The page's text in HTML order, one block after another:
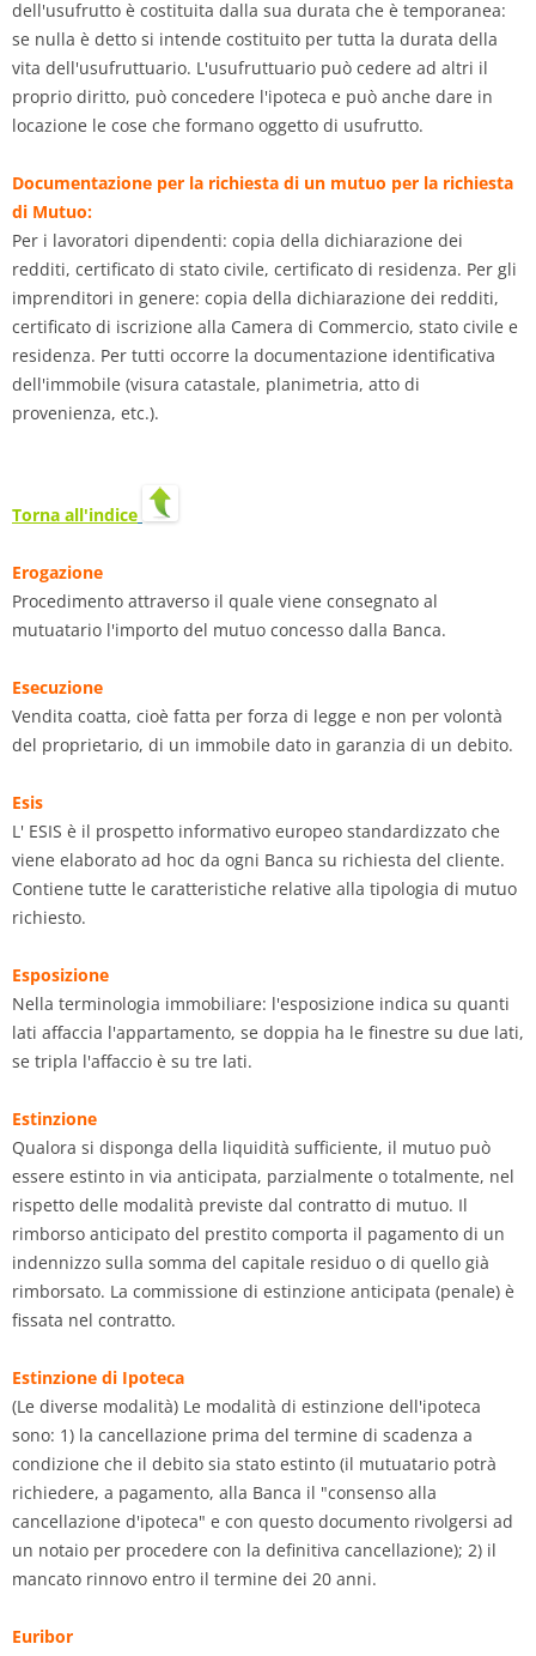
dell'usufrutto è costituita dalla sua durata che è temporanea:
se nulla è detto si intende costituito per tutta la durata della
vita dell'usufruttuario. L'usufruttuario può cedere ad altri il
proprio diritto, può concedere l'ipoteca e può anche dare in
locazione le cose che formano oggetto di usufrutto.
Documentazione per la richiesta di un mutuo per la richiesta
di Mutuo:
Per i lavoratori dipendenti: copia della dichiarazione dei
redditi, certificato di stato civile, certificato di residenza. Per gli
imprenditori in genere: copia della dichiarazione dei redditi,
certificato di iscrizione alla Camera di Commercio, stato civile e
residenza. Per tutti occorre la documentazione identificativa
dell'immobile (visura catastale, planimetria, atto di
provenienza, etc.).
Torna all'indice
Erogazione
Procedimento attraverso il quale viene consegnato al
mutuatario l'importo del mutuo concesso dalla Banca.
Esecuzione
Vendita coatta, cioè fatta per forza di legge e non per volontà
del proprietario, di un immobile dato in garanzia di un debito.
Esis
L' ESIS è il prospetto informativo europeo standardizzato che
viene elaborato ad hoc da ogni Banca su richiesta del cliente.
Contiene tutte le caratteristiche relative alla tipologia di mutuo
richiesto.
Esposizione
Nella terminologia immobiliare: l'esposizione indica su quanti
lati affaccia l'appartamento, se doppia ha le finestre su due lati,
se tripla l'affaccio è su tre lati.
Estinzione
Qualora si disponga della liquidità sufficiente, il mutuo può
essere estinto in via anticipata, parzialmente o totalmente, nel
rispetto delle modalità previste dal contratto di mutuo. Il
rimborso anticipato del prestito comporta il pagamento di un
indennizzo sulla somma del capitale residuo o di quello già
rimborsato. La commissione di estinzione anticipata (penale) è
fissata nel contratto.
Estinzione di Ipoteca
(Le diverse modalità) Le modalità di estinzione dell'ipoteca
sono: 1) la cancellazione prima del termine di scadenza a
condizione che il debito sia stato estinto (il mutuatario potrà
richiedere, a pagamento, alla Banca il "consenso alla
cancellazione d'ipoteca" e con questo documento rivolgersi ad
un notaio per procedere con la definitiva cancellazione); 2) il
mancato rinnovo entro il termine dei 20 anni.
Euribor